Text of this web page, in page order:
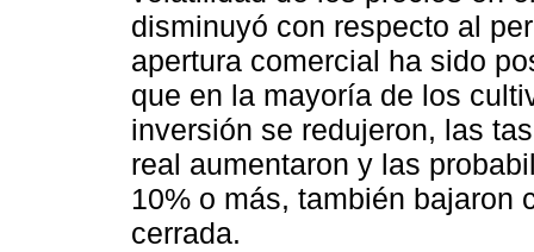
disminuyó con respecto al
apertura comercial ha sido
que en la mayoría de los
inversión se redujeron, las
real aumentaron y las
10% o más, también bajaron
cerrada.